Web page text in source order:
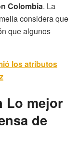
Colombia. La
considera que
que algunos
los atributos
Lo mejor
de